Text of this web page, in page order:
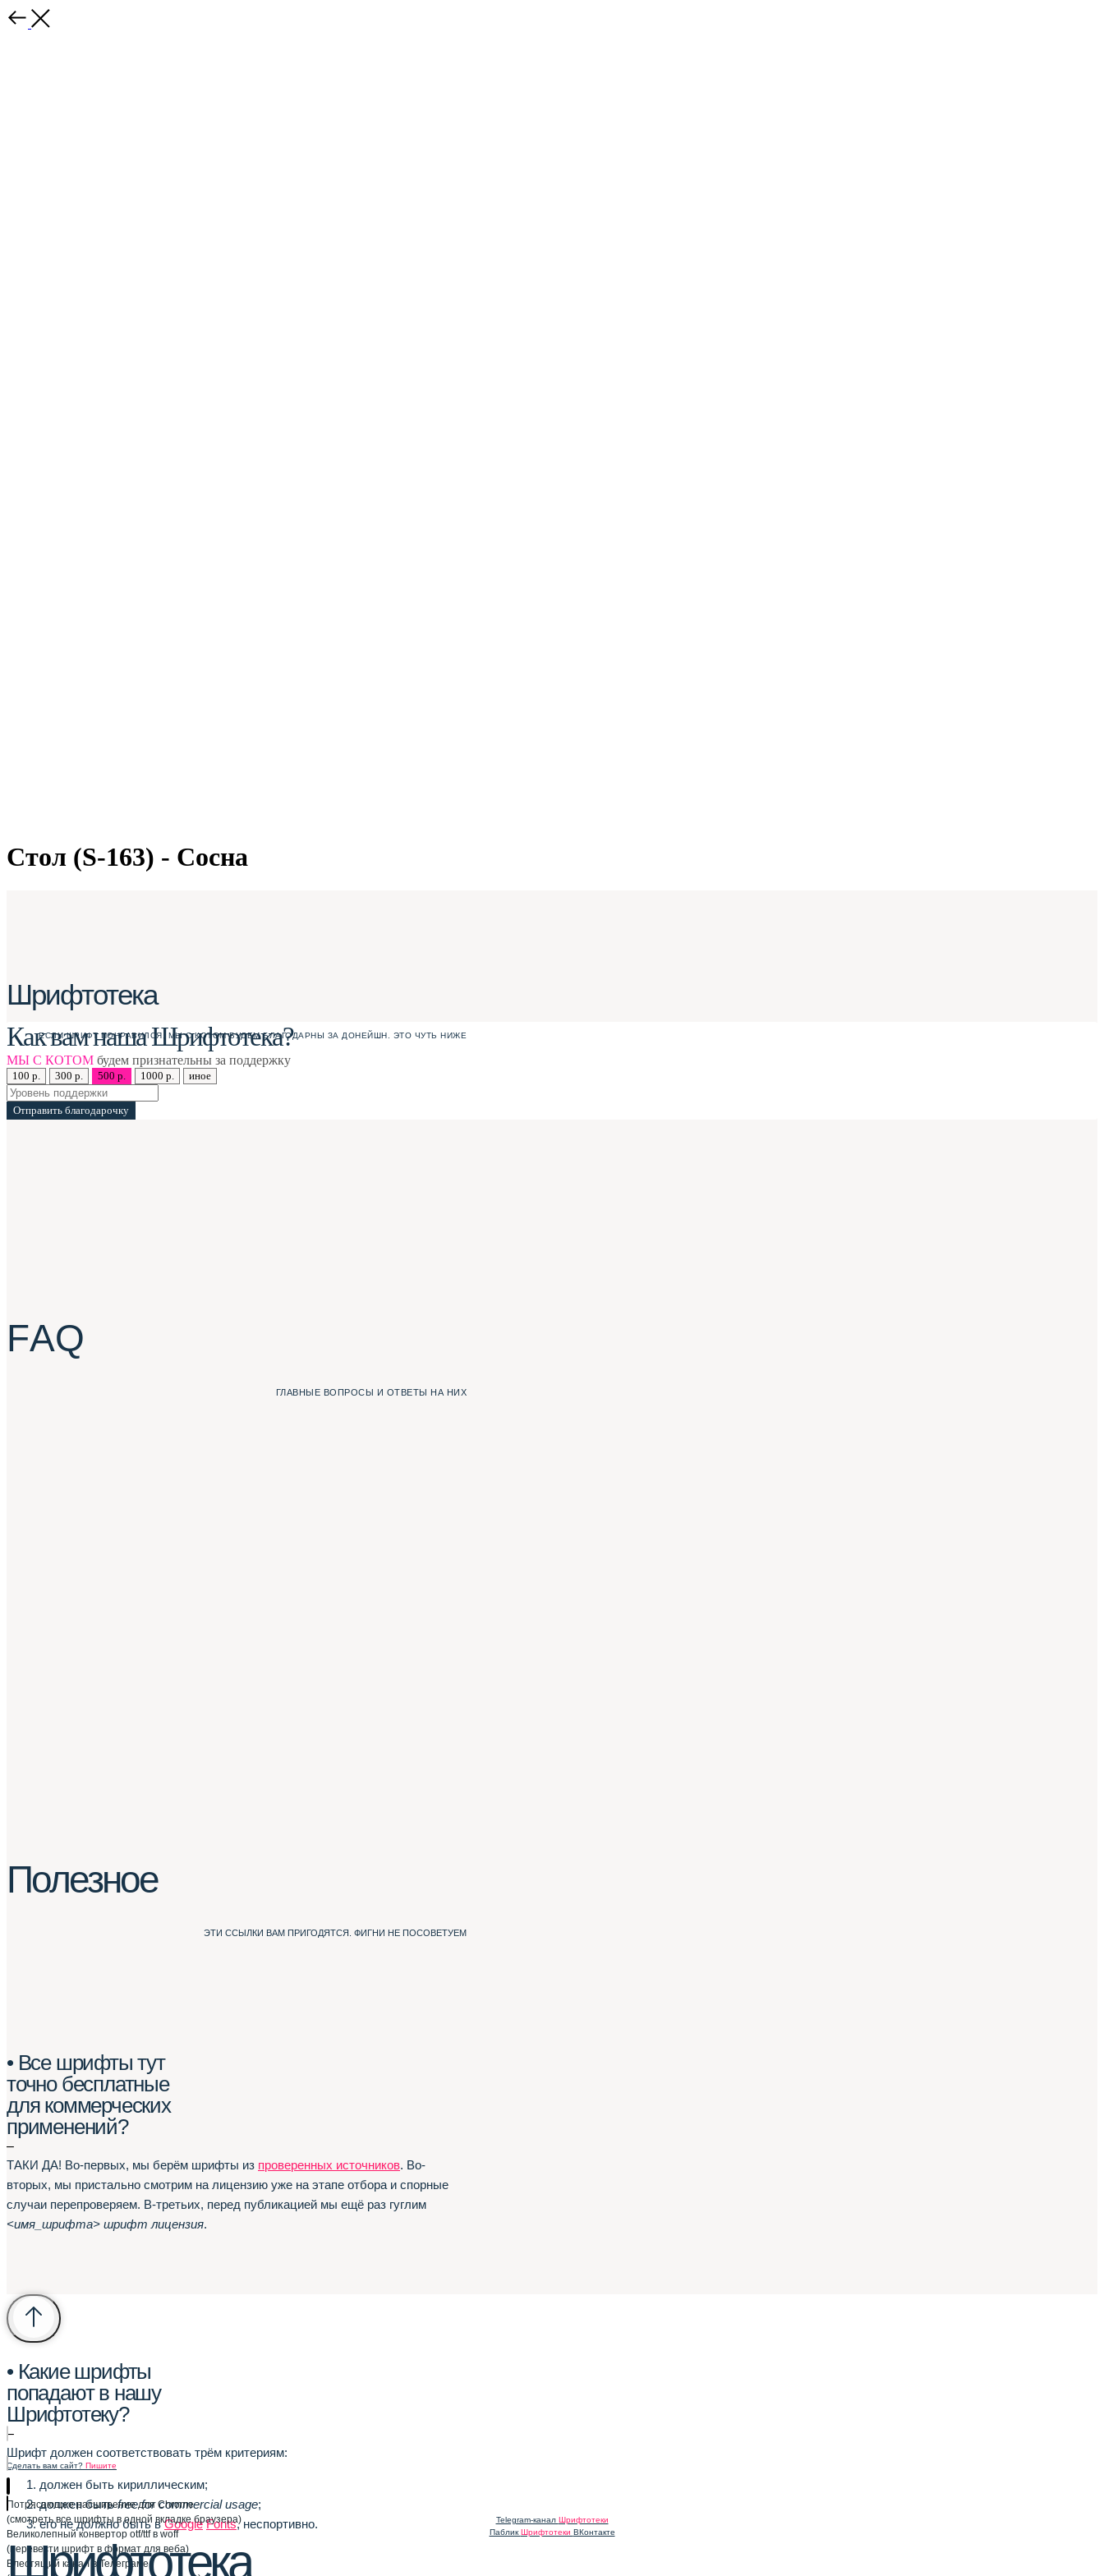
Стол (S-163) - Сосна
Шрифтотека
ЕСЛИ ШРИФТ ПОНРАВИЛСЯ, МЫ С КОТОМ БУДЕМ БЛАГОДАРНЫ ЗА ДОНЕЙШН. ЭТО ЧУТЬ НИЖЕ
Как вам наша Шрифтотека?
МЫ С КОТОМ будем признательны за поддержку
100 р. 300 р. 500 р. 1000 р. иное
Отправить благодарочку
F A Q
ГЛАВНЫЕ ВОПРОСЫ И ОТВЕТЫ НА НИХ
• Все шрифты тут
точно бесплатные
для коммерческих
применений?
–
ТАКИ ДА! Во-первых, мы берём шрифты из проверенных источников. Во-
вторых, мы пристально смотрим на лицензию уже на этапе отбора и спорные
случаи перепроверяем. В-третьих, перед публикацией мы ещё раз гуглим
<имя_шрифта> шрифт лицензия.
• Какие шрифты
попадают в нашу
Шрифтотеку?
–
Шрифт должен соответствовать трём критериям:
должен быть кириллическим;
должен бытьfree for commercial usage;
его не должно быть вGoogle Fonts, неспортивно.
Полезное
ЭТИ ССЫЛКИ ВАМ ПРИГОДЯТСЯ. ФИГНИ НЕ ПОСОВЕТУЕМ
Потрясающее расширение для Chrome
(смотреть все шрифты в одной вкладке браузера)
Великолепный конвертор otf/ttf в woff
(перевести шрифт в формат для веба)
Блестящий канал в Телеграме
Сделать вам сайт? Пишите
Telegram-канал Шрифтотеки
Паблик Шрифтотеки ВКонтакте
Шрифтотека